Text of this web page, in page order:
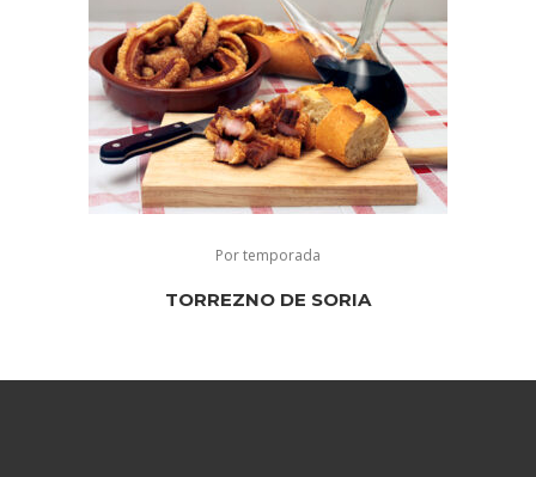
Por temporada
TORREZNO DE SORIA